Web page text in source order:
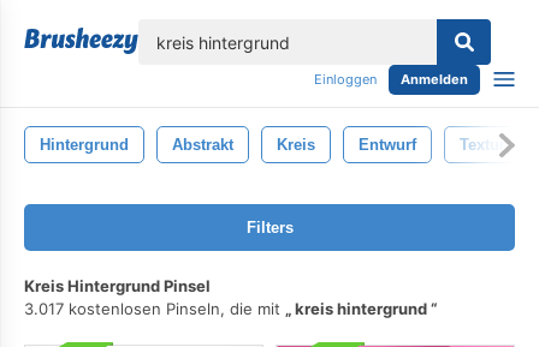
Einloggen Anmelden
Hintergrund Abstrakt Kreis Entwurf Textur
Filters
Kreis Hintergrund Pinsel
3.017 kostenlosen Pinseln, die mit
kreis hintergrund